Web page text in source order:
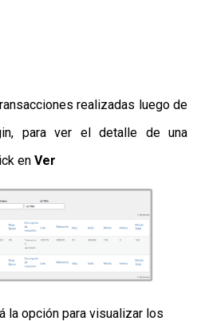
realizadas luego de
para ver el detalle de una
en Ver
la opción para visualizar los